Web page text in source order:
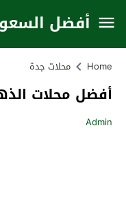
أفضل
Home محلات جدة
أفضل محلات
Admin